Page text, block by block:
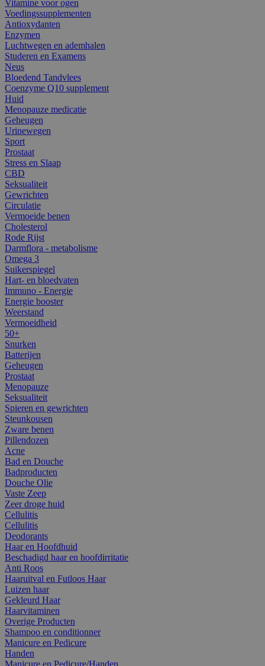
Vitamine voor ogen
Voedingssupplementen
Antioxydanten
Enzymen
Luchtwegen en ademhalen
Studeren en Examens
Neus
Bloedend Tandvlees
Coenzyme Q10 supplement
Huid
Menopauze medicatie
Geheugen
Urinewegen
Sport
Prostaat
Stress en Slaap
CBD
Seksualiteit
Gewrichten
Circulatie
Vermoeide benen
Cholesterol
Rode Rijst
Darmflora - metabolisme
Omega 3
Suikerspiegel
Hart- en bloedvaten
Immuno - Energie
Energie booster
Weerstand
Vermoeidheid
50+
Snurken
Batterijen
Geheugen
Prostaat
Menopauze
Seksualiteit
Spieren en gewrichten
Steunkousen
Zware benen
Pillendozen
Acne
Bad en Douche
Badproducten
Douche Olie
Vaste Zeep
Zeer droge huid
Cellulitis
Cellulitis
Deodorants
Haar en Hoofdhuid
Beschadigd haar en hoofdirritatie
Anti Roos
Haaruitval en Futloos Haar
Luizen haar
Gekleurd Haar
Haarvitaminen
Overige Producten
Shampoo en conditionner
Manicure en Pedicure
Handen
Manicure en Pedicure/Handen